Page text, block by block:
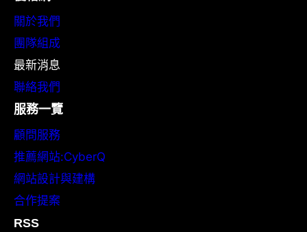
關於我們
團隊組成
最新消息
聯絡我們
服務一覽
顧問服務
推薦網站:CyberQ
網站設計與建構
合作提案
RSS